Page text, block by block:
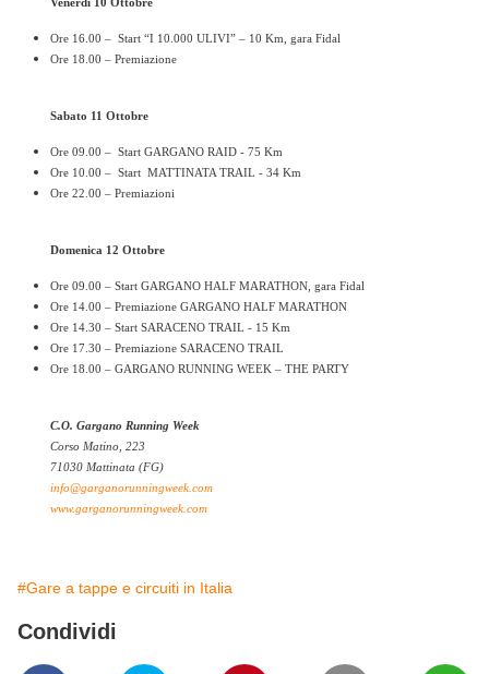
Venerdì 10 Ottobre
Ore 16.00 – Start “I 10.000 ULIVI” – 10 Km, gara Fidal
Ore 18.00 – Premiazione
Sabato 11 Ottobre
Ore 09.00 – Start GARGANO RAID - 75 Km
Ore 10.00 – Start MATTINATA TRAIL - 34 Km
Ore 22.00 – Premiazioni
Domenica 12 Ottobre
Ore 09.00 – Start GARGANO HALF MARATHON, gara Fidal
Ore 14.00 – Premiazione GARGANO HALF MARATHON
Ore 14.30 – Start SARACENO TRAIL - 15 Km
Ore 17.30 – Premiazione SARACENO TRAIL
Ore 18.00 – GARGANO RUNNING WEEK – THE PARTY
C.O. Gargano Running Week
Corso Matino, 223
71030 Mattinata (FG)
info@garganorunningweek.com
www.garganorunningweek.com
#Gare a tappe e circuiti in Italia
Condividi